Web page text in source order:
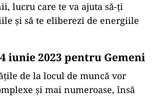
lucru care te va ajuta să-ți
și să te eliberezi de energiile
iunie 2023 pentru Gemeni
de la locul de muncă vor
și mai numeroase, însă